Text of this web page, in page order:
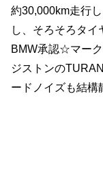
約30,000km走行
し、そろそろタ
BMW承認☆マー
ジストンの
ードノイズも結構